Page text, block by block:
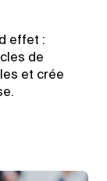
effet :
de
et crée